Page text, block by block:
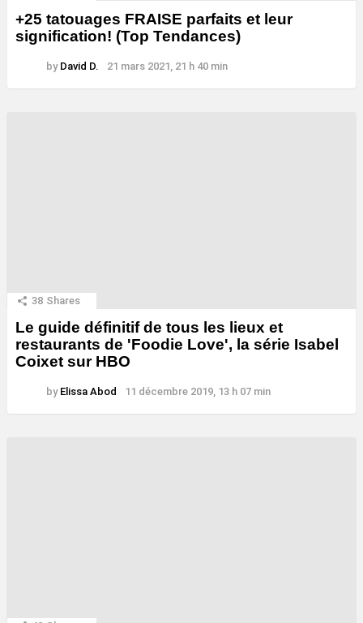
+25 tatouages ​​FRAISE parfaits et leur
signification! (Top Tendances)
by David D. 21 mars 2021, 21 h 40 min
38 Shares
Le guide définitif de tous les lieux et
restaurants de 'Foodie Love', la série Isabel
Coixet sur HBO
by Elissa Abod 11 décembre 2019, 13 h 07 min